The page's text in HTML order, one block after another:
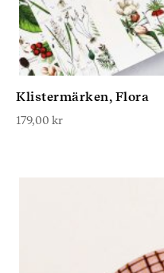
Klistermärken, Flora
179,00 kr